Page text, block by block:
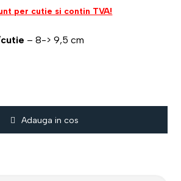
per cutie si contin TVA!
– 8-> 9,5 cm
Adauga in cos